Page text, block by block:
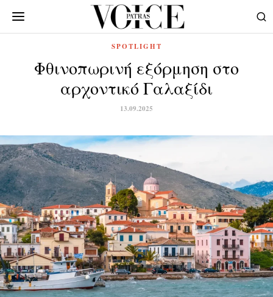
SPOTLIGHT
Φθινοπωρινή εξόρμηση στο
αρχοντικό Γαλαξίδι
13.09.2025